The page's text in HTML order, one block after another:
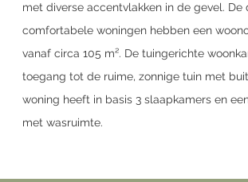
met diverse accentvlakken in de gevel. De
comfortabele woningen hebben een
vanaf circa 105 m². De tuingerichte
toegang tot de ruime, zonnige tuin met
woning heeft in basis 3 slaapkamers en
met wasruimte.